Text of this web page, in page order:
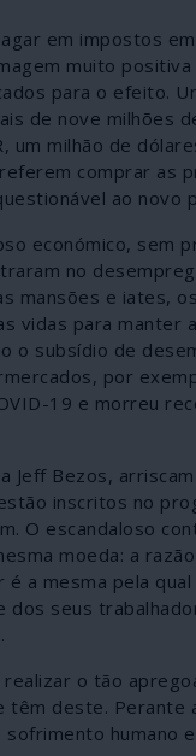
em impostos
muito
para o efeito.
de nove milhões
milhão de
comprar as
ao novo
económico, sem
no
mansões e iates,
vidas para manter
o subsídio de
por
19 e morreu
Jeff Bezos,
inscritos no
O escandaloso
moeda: a
a mesma pela
dos seus
o tão
deste. Perante
humano